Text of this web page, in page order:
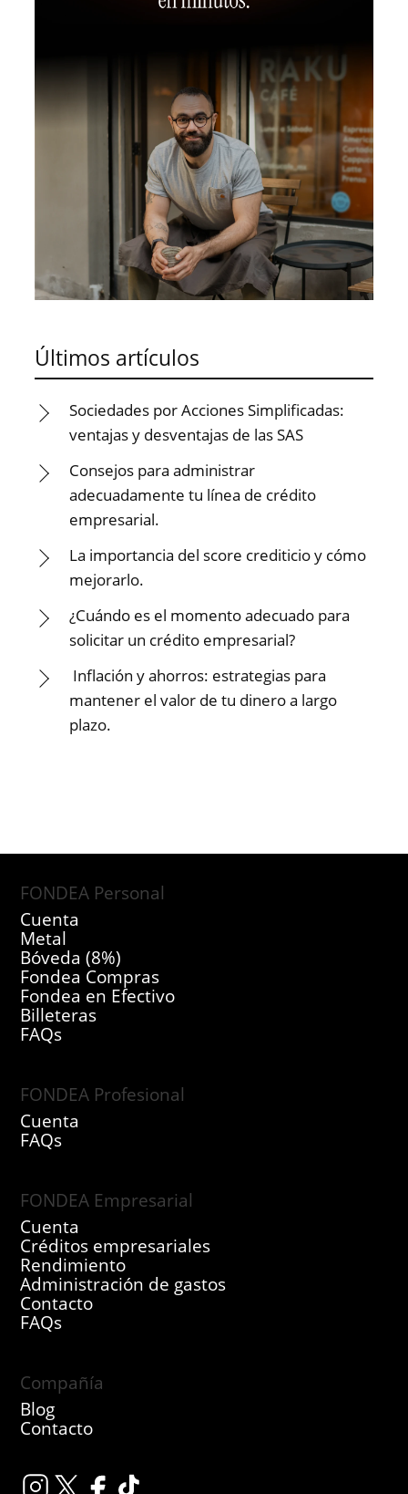
Últimos artículos
Sociedades por Acciones Simplificadas:
ventajas y desventajas de las SAS
Consejos para administrar
adecuadamente tu línea de crédito
empresarial.
La importancia del score crediticio y cómo
mejorarlo.
¿Cuándo es el momento adecuado para
solicitar un crédito empresarial?
Inflación y ahorros: estrategias para
mantener el valor de tu dinero a largo
plazo.
FONDEA Personal
Cuenta
Metal
Bóveda (8%)
Fondea Compras
Fondea en Efectivo
Billeteras
FAQs
FONDEA Profesional
Cuenta
FAQs
FONDEA Empresarial
Cuenta
Créditos empresariales
Rendimiento
Administración de gastos
Contacto
FAQs
Compañía
Blog
Contacto